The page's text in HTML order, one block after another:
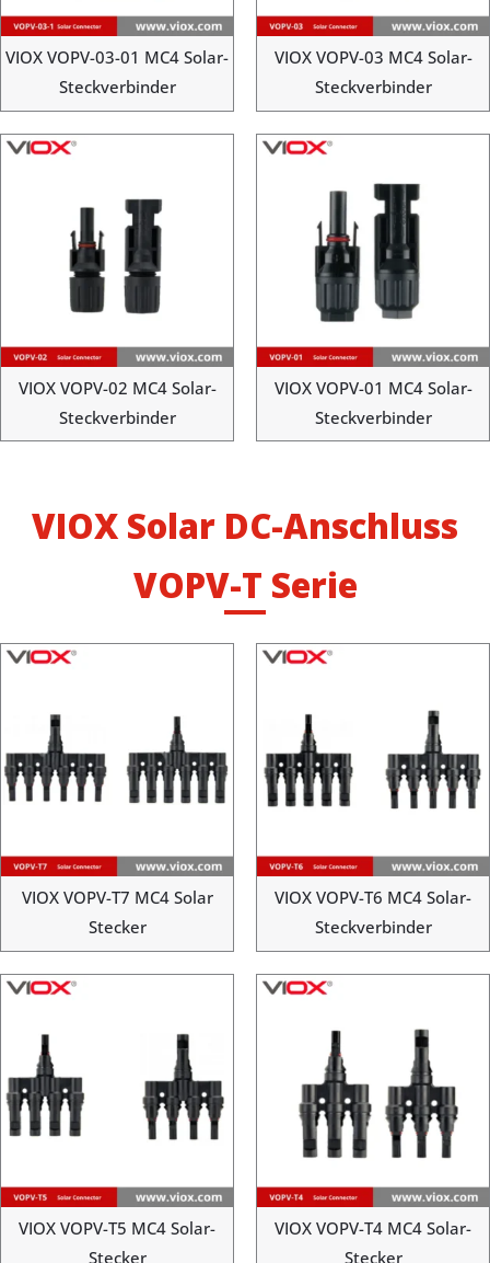
VIOX VOPV-03-01 MC4 Solar-
Steckverbinder
VIOX VOPV-03 MC4 Solar-
Steckverbinder
VIOX VOPV-02 MC4 Solar-
Steckverbinder
VIOX VOPV-01 MC4 Solar-
Steckverbinder
VIOX Solar DC-Anschluss
VOPV-T Serie
VIOX VOPV-T7 MC4 Solar
Stecker
VIOX VOPV-T6 MC4 Solar-
Steckverbinder
VIOX VOPV-T5 MC4 Solar-
Stecker
VIOX VOPV-T4 MC4 Solar-
Stecker